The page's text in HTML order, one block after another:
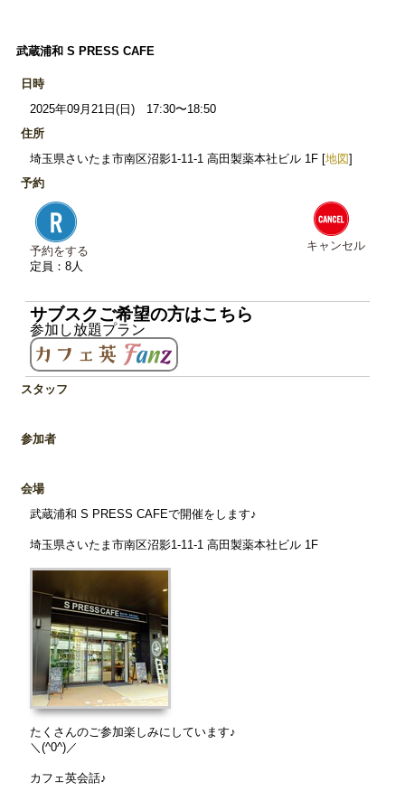
武蔵浦和 S PRESS CAFE
日時
2025年09月21日(日) 17:30〜18:50
住所
埼玉県さいたま市南区沼影1-11-1 高田製薬本社ビル 1F [地図]
予約
予約をする
定員：8人
キャンセル
サブスクご希望の方はこちら
参加し放題プラン
スタッフ
参加者
会場
武蔵浦和 S PRESS CAFEで開催をします♪
埼玉県さいたま市南区沼影1-11-1 高田製薬本社ビル 1F
たくさんのご参加楽しみにしています♪
＼(^0^)／
カフェ英会話♪